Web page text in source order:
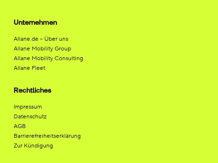
Unternehmen
Allane.de – Über uns
Allane Mobility Group
Allane Mobility Consulting
Allane Fleet
Rechtliches
Impressum
Datenschutz
AGB
Barrierefreiheitserklärung
Zur Kündigung